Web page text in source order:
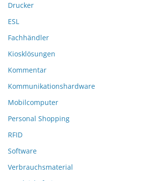
Drucker
ESL
Fachhändler
Kiosklösungen
Kommentar
Kommunikationshardware
Mobilcomputer
Personal Shopping
RFID
Software
Verbrauchsmaterial